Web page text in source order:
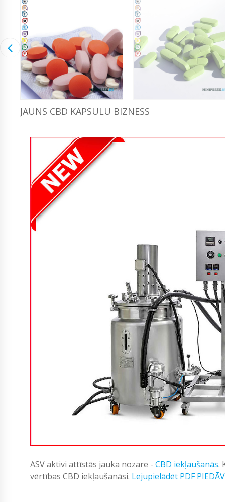
JAUNS CBD KAPSULU BIZNESS
ASV aktivi attīstās jauka nozare - CBD iekļaušanās.
vērtības CBD iekļaušanāsi. Lejupielādēt PDF